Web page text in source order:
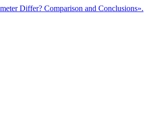
Differ? Comparison and Conclusions».